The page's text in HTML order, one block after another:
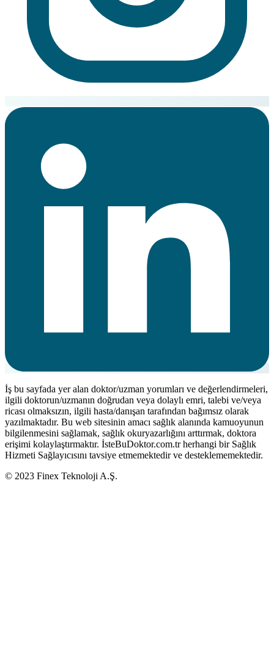
İş bu sayfada yer alan doktor/uzman yorumları ve değerlendirmeleri,
ilgili doktorun/uzmanın doğrudan veya dolaylı emri, talebi ve/veya
ricası olmaksızın, ilgili hasta/danışan tarafından bağımsız olarak
yazılmaktadır. Bu web sitesinin amacı sağlık alanında kamuoyunun
bilgilenmesini sağlamak, sağlık okuryazarlığını arttırmak, doktora
erişimi kolaylaştırmaktır. İsteBuDoktor.com.tr herhangi bir Sağlık
Hizmeti Sağlayıcısını tavsiye etmemektedir ve desteklememektedir.
© 2023 Finex Teknoloji A.Ş.